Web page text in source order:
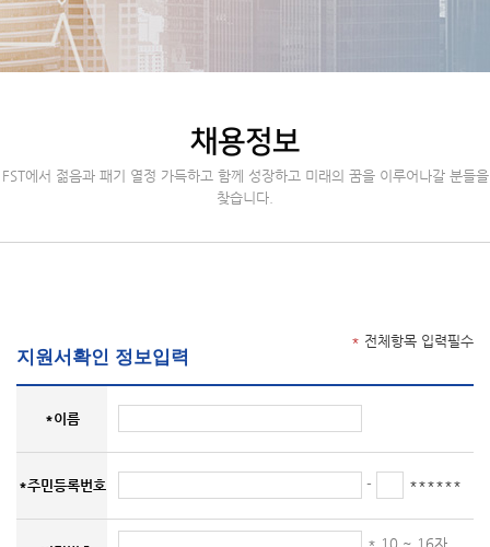
채용정보
FST에서 젊음과 패기 열정 가득하고 함께 성장하고 미래의 꿈을 이루어나갈 분들을
찾습니다.
지원서확인 정보입력
* 전체항목 입력필수
*이름
*주민등록번호 - ******
* 10 ~ 16자